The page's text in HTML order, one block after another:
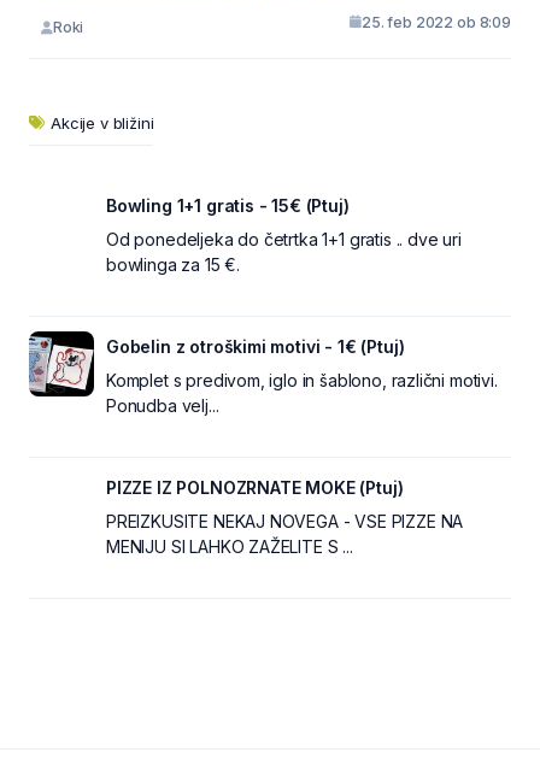
Roki 25. feb 2022 ob 8:09
Akcije v bližini
Bowling 1+1 gratis - 15€ (Ptuj)
Od ponedeljeka do četrtka 1+1 gratis .. dve uri
bowlinga za 15 €.
Gobelin z otroškimi motivi - 1€ (Ptuj)
Komplet s predivom, iglo in šablono, različni motivi.
Ponudba velj...
PIZZE IZ POLNOZRNATE MOKE (Ptuj)
PREIZKUSITE NEKAJ NOVEGA - VSE PIZZE NA
MENIJU SI LAHKO ZAŽELITE S ...